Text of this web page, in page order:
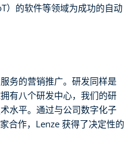
）的软件等领域为成功的自动
务的营销推广。研发同样是
有八个研发中心，我们的研
水平。通过与公司数字化子
合作，Lenze 获得了决定性的